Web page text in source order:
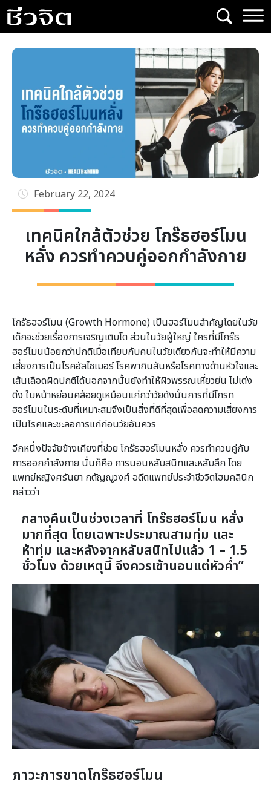
Skip
to
content
February 22, 2024
เทคนิคใกล้ตัวช่วย โกร๊ธฮอร์โมน
หลั่ง ควรทำควบคู่ออกกำลังกาย
โกร๊ธฮอร์โมน (Growth Hormone) เป็นฮอร์โมนสำคัญโดยในวัย
เด็กจะช่วยเรื่องการเจริญเติบโต ส่วนในวัยผู้ใหญ่ ใครที่มีโกร๊ธ
ฮอร์โมนน้อยกว่าปกติเมื่อเทียบกับคนในวัยเดียวกันจะทำให้มีความ
เสี่ยงการเป็นโรคอัลไซเมอร์ โรคพากินสันหรือโรคทางด้านหัวใจและ
เส้นเลือดผิดปกติได้นอกจากนั้นยังทำให้ผิวพรรณเหี่ยวย่น ไม่เต่ง
ตึง ใบหน้าหย่อนคล้อยดูเหมือนแก่กว่าวัยดังนั้นการที่มีโกรท
ฮอร์โมนในระดับที่เหมาะสมจึงเป็นสิ่งที่ดีที่สุดเพื่อลดความเสี่ยงการ
เป็นโรคและชะลอการแก่ก่อนวัยอันควร
อีกหนึ่งปัจจัยข้างเคียงที่ช่วย โกร๊ธฮอร์โมนหลั่ง ควรทำควบคู่กับ
การออกกำลังกาย นั่นก็คือ การนอนหลับสนิทและหลับลึก โดย
แพทย์หญิงศรันยา กตัญญูวงศ์ อดีตแพทย์ประจำชีวจิตโฮมคลินิก
กล่าวว่า
กลางคืนเป็นช่วงเวลาที่ โกร๊ธฮอร์โมน หลั่ง
มากที่สุด โดยเฉพาะประมาณสามทุ่ม และ
ห้าทุ่ม และหลังจากหลับสนิทไปแล้ว 1 – 1.5
ชั่วโมง ด้วยเหตุนี้ จึงควรเข้านอนแต่หัวค่ำ”
ภาวะการขาดโกร๊ธฮอร์โมน